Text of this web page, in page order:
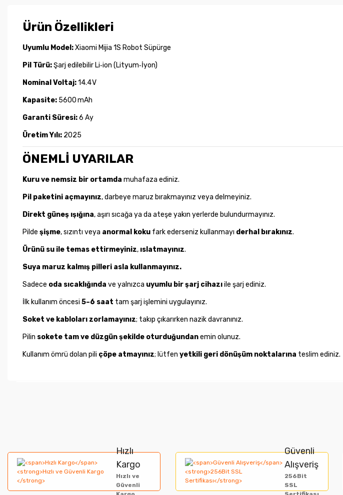
Ürün Özellikleri
Uyumlu Model:Xiaomi Mijia 1S Robot Süpürge
Pil Türü:Şarj edilebilir Li‑ion (Lityum‑İyon)
Nominal Voltaj:14.4 V
Kapasite: 5600 mAh
Garanti Süresi:6 Ay
Üretim Yılı: 2025
ÖNEMLİ UYARILAR
Kuru ve nemsiz bir ortamda muhafaza ediniz.
Pil paketini açmayınız, darbeye maruz bırakmayınız veya delmeyiniz.
Direkt güneş ışığına, aşırı sıcağa ya da ateşe yakın yerlerde bulundurmayınız.
Pilde şişme, sızıntı veya anormal koku fark ederseniz kullanmayı derhal bırakınız.
Ürünü su ile temas ettirmeyiniz, ıslatmayınız.
Suya maruz kalmış pilleri asla kullanmayınız.
Sadece oda sıcaklığında ve yalnızca uyumlu bir şarj cihazıile şarj ediniz.
İlk kullanım öncesi 5–6 saat tam şarj işlemini uygulayınız.
Soket ve kabloları zorlamayınız; takıp çıkarırken nazik davranınız.
Pilin sokete tam ve düzgün şekilde oturduğundanemin olunuz.
Kullanım ömrü dolan pili çöpe atmayınız; lütfen yetkili geri dönüşüm noktalarına teslim ediniz.
Ürün açıklamasında eksik bilgiler bulunuyor.
Ürün bilgilerinde hatalar bulunuyor.
Hızlı
Kargo
Hızlı ve
Güvenli
Güvenli
Alışveriş
256Bit
SSL